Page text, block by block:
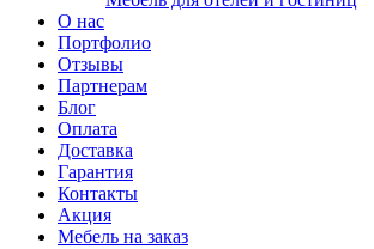
О нас
Портфолио
Отзывы
Партнерам
Блог
Оплата
Доставка
Гарантия
Контакты
Акция
Мебель на заказ